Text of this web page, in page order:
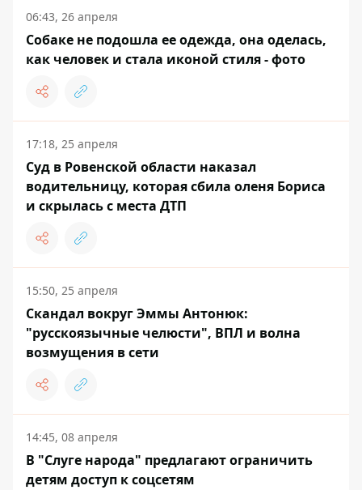
06:43, 26 апреля
Собаке не подошла ее одежда, она оделась,
как человек и стала иконой стиля - фото
17:18, 25 апреля
Суд в Ровенской области наказал
водительницу, которая сбила оленя Бориса
и скрылась с места ДТП
15:50, 25 апреля
Скандал вокруг Эммы Антонюк:
"русскоязычные челюсти", ВПЛ и волна
возмущения в сети
14:45, 08 апреля
В "Слуге народа" предлагают ограничить
детям доступ к соцсетям